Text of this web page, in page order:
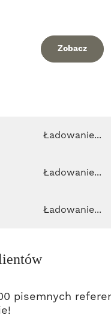
Zobacz
Ładowanie...
Ładowanie...
Ładowanie...
pisemnych